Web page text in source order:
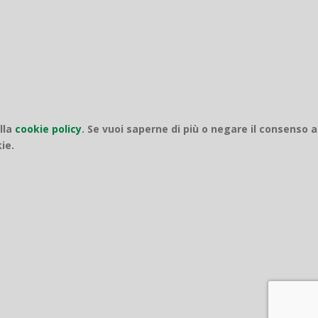
cookie policy. Se vuoi saperne di più o negare il consenso a